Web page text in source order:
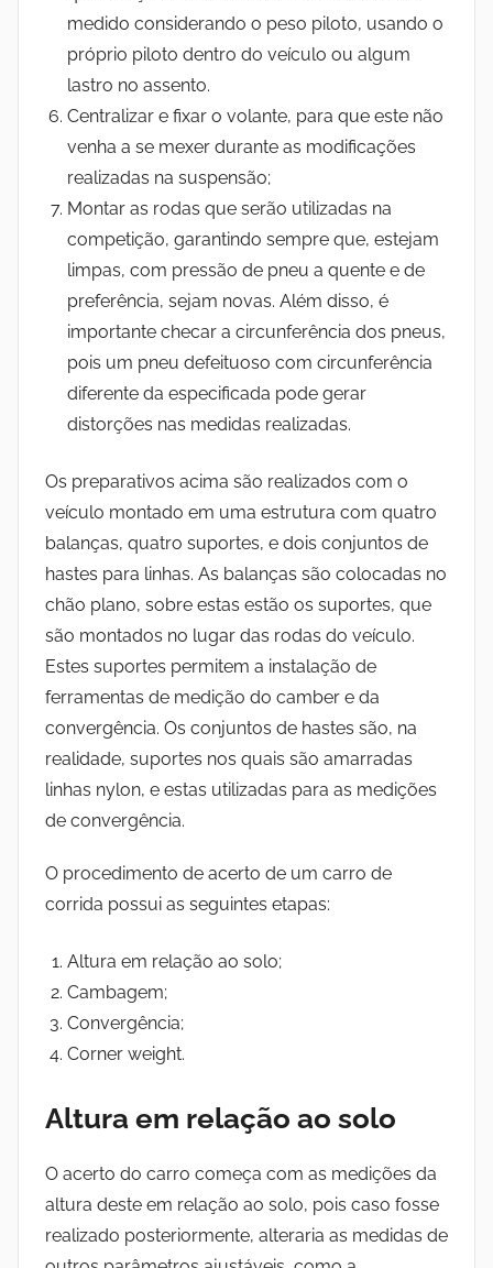
medido considerando o peso piloto, usando o
próprio piloto dentro do veículo ou algum
lastro no assento.
Centralizar e fixar o volante, para que este não
venha a se mexer durante as modificações
realizadas na suspensão;
Montar as rodas que serão utilizadas na
competição, garantindo sempre que, estejam
limpas, com pressão de pneu a quente e de
preferência, sejam novas. Além disso, é
importante checar a circunferência dos pneus,
pois um pneu defeituoso com circunferência
diferente da especificada pode gerar
distorções nas medidas realizadas.
Os preparativos acima são realizados com o
veículo montado em uma estrutura com quatro
balanças, quatro suportes, e dois conjuntos de
hastes para linhas. As balanças são colocadas no
chão plano, sobre estas estão os suportes, que
são montados no lugar das rodas do veículo.
Estes suportes permitem a instalação de
ferramentas de medição do camber e da
convergência. Os conjuntos de hastes são, na
realidade, suportes nos quais são amarradas
linhas nylon, e estas utilizadas para as medições
de convergência.
O procedimento de acerto de um carro de
corrida possui as seguintes etapas:
Altura em relação ao solo;
Cambagem;
Convergência;
Corner weight.
Altura em relação ao solo
O acerto do carro começa com as medições da
altura deste em relação ao solo, pois caso fosse
realizado posteriormente, alteraria as medidas de